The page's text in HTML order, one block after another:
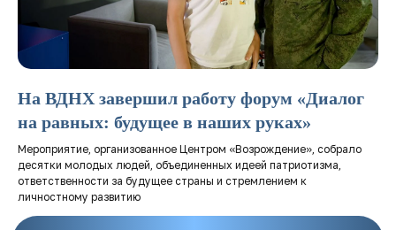
На ВДНХ завершил работу форум «Диалог
на равных: будущее в наших руках»
Мероприятие, организованное Центром «Возрождение», собрало
десятки молодых людей, объединенных идеей патриотизма,
ответственности за будущее страны и стремлением к
личностному развитию
НАЗАД